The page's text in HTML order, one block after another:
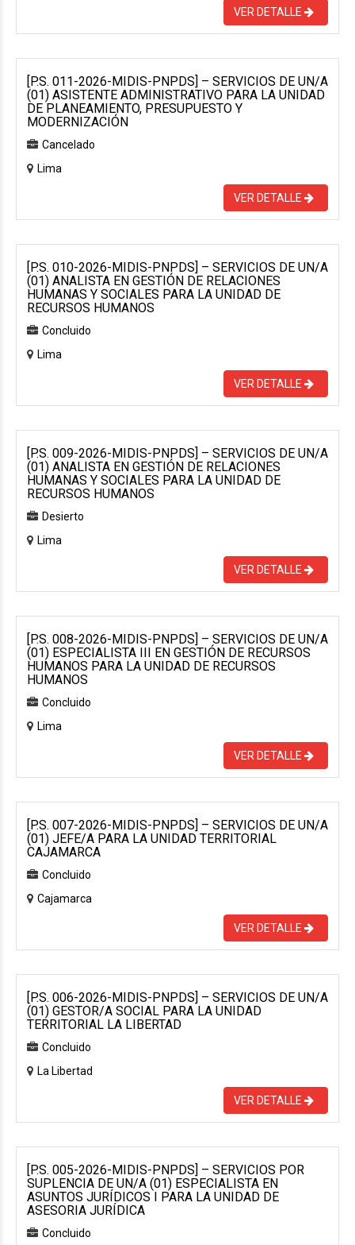
VER DETALLE
[P.S. 011-2026-MIDIS-PNPDS] – SERVICIOS DE UN/A
(01) ASISTENTE ADMINISTRATIVO PARA LA UNIDAD
DE PLANEAMIENTO, PRESUPUESTO Y
MODERNIZACIÓN
Cancelado
Lima
VER DETALLE
[P.S. 010-2026-MIDIS-PNPDS] – SERVICIOS DE UN/A
(01) ANALISTA EN GESTIÓN DE RELACIONES
HUMANAS Y SOCIALES PARA LA UNIDAD DE
RECURSOS HUMANOS
Concluido
Lima
VER DETALLE
[P.S. 009-2026-MIDIS-PNPDS] – SERVICIOS DE UN/A
(01) ANALISTA EN GESTIÓN DE RELACIONES
HUMANAS Y SOCIALES PARA LA UNIDAD DE
RECURSOS HUMANOS
Desierto
Lima
VER DETALLE
[P.S. 008-2026-MIDIS-PNPDS] – SERVICIOS DE UN/A
(01) ESPECIALISTA III EN GESTIÓN DE RECURSOS
HUMANOS PARA LA UNIDAD DE RECURSOS
HUMANOS
Concluido
Lima
VER DETALLE
[P.S. 007-2026-MIDIS-PNPDS] – SERVICIOS DE UN/A
(01) JEFE/A PARA LA UNIDAD TERRITORIAL
CAJAMARCA
Concluido
Cajamarca
VER DETALLE
[P.S. 006-2026-MIDIS-PNPDS] – SERVICIOS DE UN/A
(01) GESTOR/A SOCIAL PARA LA UNIDAD
TERRITORIAL LA LIBERTAD
Concluido
La Libertad
VER DETALLE
[P.S. 005-2026-MIDIS-PNPDS] – SERVICIOS POR
SUPLENCIA DE UN/A (01) ESPECIALISTA EN
ASUNTOS JURÍDICOS I PARA LA UNIDAD DE
ASESORIA JURÍDICA
Concluido